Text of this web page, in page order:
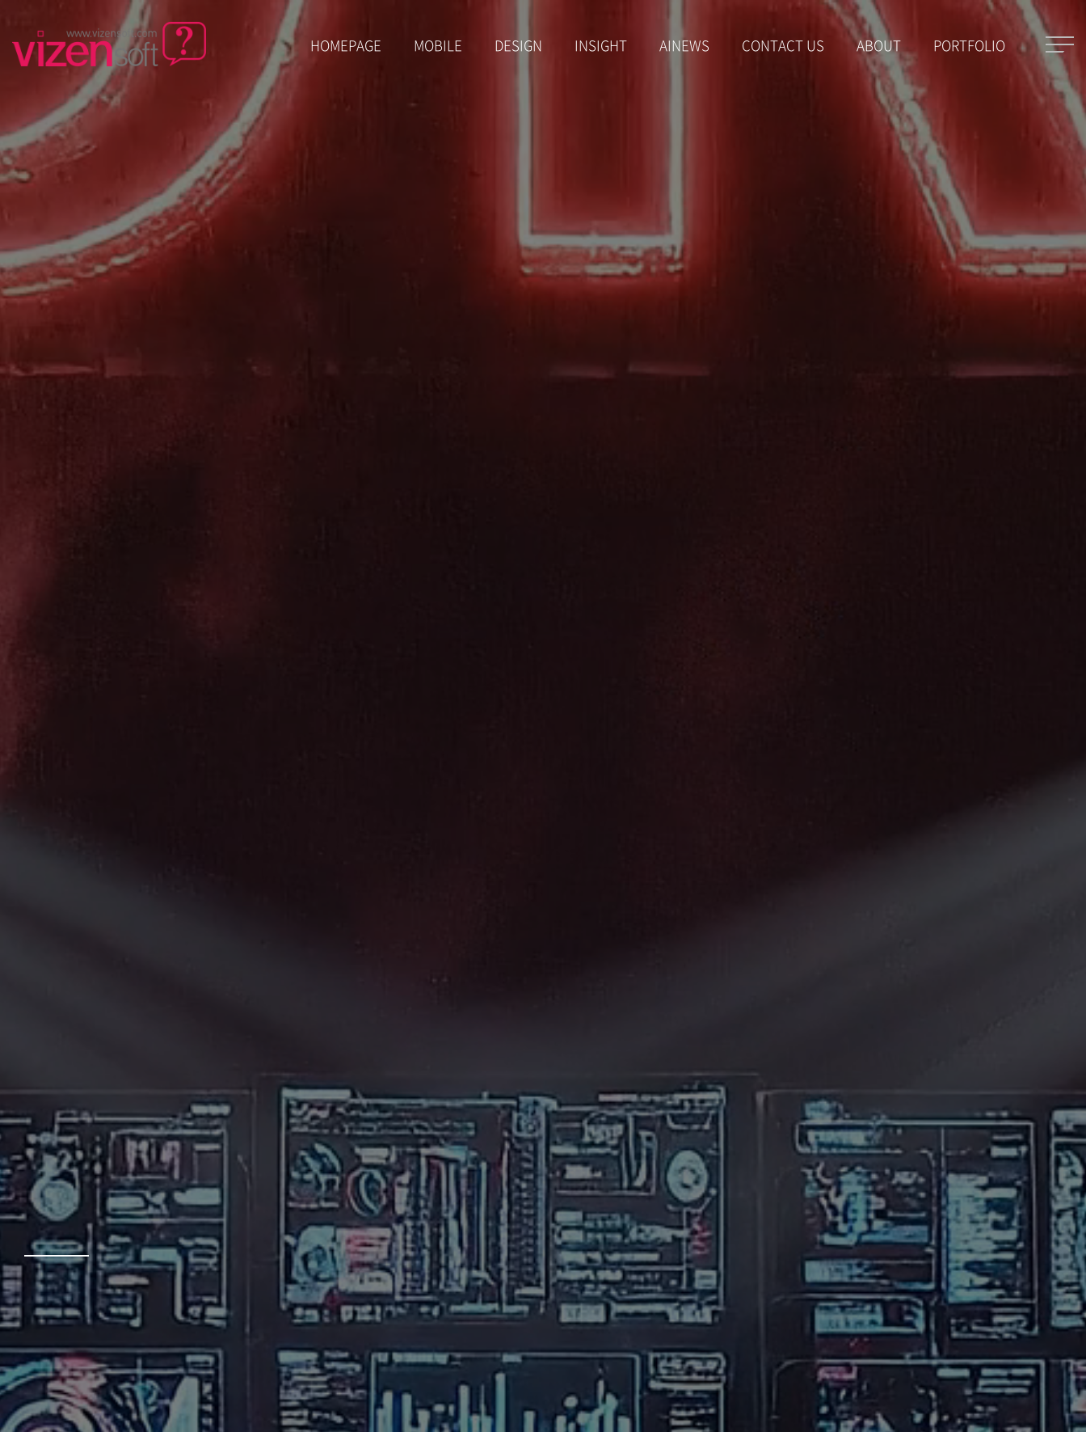
HOMEPAGE MOBILE DESIGN INSIGHT AINEWS CONTACT US ABOUT PORTFOLIO